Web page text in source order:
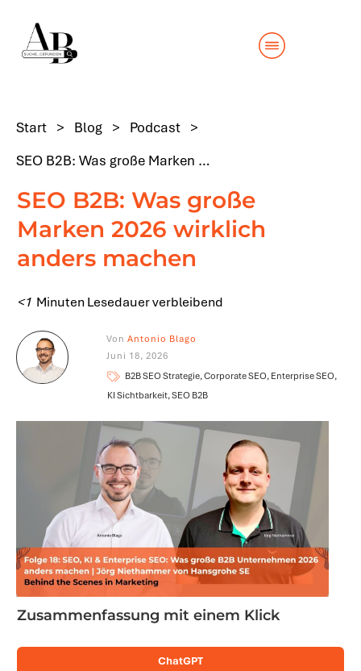
Start > Blog > Podcast >
SEO B2B: Was große Marken 2026 wirklich anders machen
SEO B2B: Was große
Marken 2026 wirklich
anders machen
<1 Minuten Lesedauer verbleibend
Von Antonio Blago
Juni 18, 2026
B2B SEO Strategie, Corporate SEO, Enterprise SEO,
KI Sichtbarkeit, SEO B2B
Zusammenfassung mit einem Klick
ChatGPT